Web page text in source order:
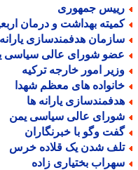
جمهوری
بهداشت و درمان اربعین
هدفمندسازی یارانه
شورای عالی سیاسی یمن
امور خارجه ترکیه
های معظم شهدا
یارانه ها
عالی سیاسی یمن
وگو با خبرنگاران
شدن یک قلاده خرس
بختیاری زاده